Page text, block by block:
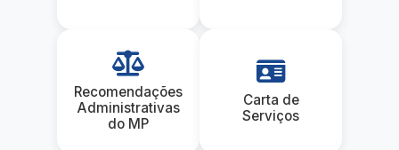
Recomendações
Administrativas
do MP
Carta de
Serviços